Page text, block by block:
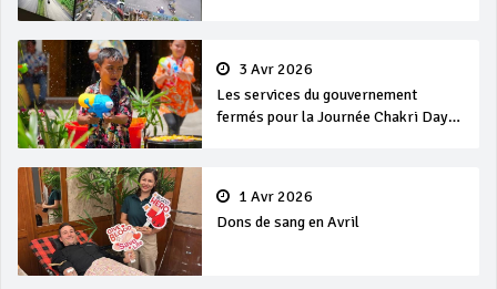
3 Avr 2026
Les services du gouvernement
fermés pour la Journée Chakri Day
1 Avr 2026
Dons de sang en Avril